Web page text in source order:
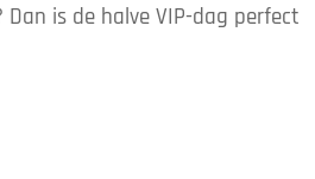
is de halve VIP-dag perfect